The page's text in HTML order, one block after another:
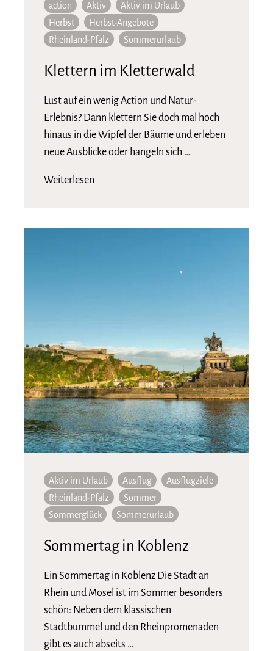
action Aktiv
Aktiv im Urlaub
Herbst
Herbst-Angebote
Rheinland-Pfalz
Sommerurlaub
Klettern im Kletterwald
Lust auf ein wenig Action und Natur-
Erlebnis? Dann klettern Sie doch mal hoch
hinaus in die Wipfel der Bäume und erleben
neue Ausblicke oder hangeln sich …
Weiterlesen
Aktiv im Urlaub Ausflug
Ausflugziele
Rheinland-Pfalz
Sommer
Sommerglück
Sommerurlaub
Sommertag in Koblenz
Ein Sommertag in Koblenz Die Stadt an
Rhein und Mosel ist im Sommer besonders
schön: Neben dem klassischen
Stadtbummel und den Rheinpromenaden
gibt es auch abseits …